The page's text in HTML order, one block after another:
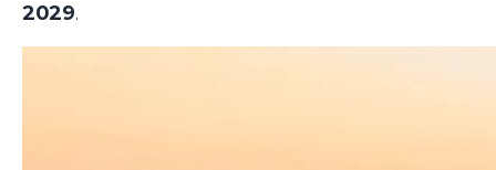
2029.